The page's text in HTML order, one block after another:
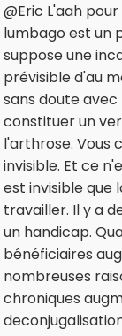
@Eric L'aah
lumbago est un
suppose une
prévisible d'au
sans doute
constituer un
l'arthrose. Vous
invisible. Et ce
est invisible que
travailler. Il y a
un handicap.
bénéficiaires
nombreuses
chroniques